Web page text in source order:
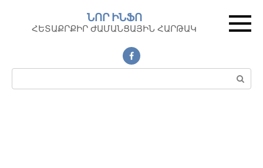
контенту
ՆՈՐ ԻՆՖՈ
ՀԵՏԱՔՐՔԻՐ ԺԱՄԱՆՑԱՅԻՆ ՀԱՐԹԱԿ
Поиск: